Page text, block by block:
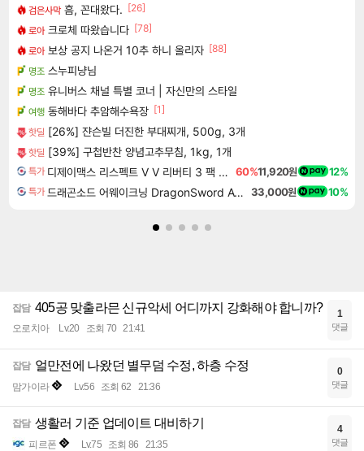
검은사막 흠, 꼰대왔다. [26]
로아 크로체 따왔습니다 [78]
로아 보상 공지 나온거 10추 하니 올리자 [88]
명조 스누피냥님
명조 유니버스 채널 특별 코너 | 자신만의 스타일
여행 동해바다 추암해수욕장 [1]
핫딜 [26%] 쟌슨빌 더진한 부대찌개, 500g, 3개
핫딜 [39%] 구첩반찬 양념고추무침, 1kg, 1개
특가 디제이맥스 리스펙트 V V 리버티 3 팩 DJMAX RESPECT V V Liberty 3 Pack DLC 60%11,920원 12%
특가 드래곤소드 어웨이크닝 DragonSword Awakening 33,000원 10%
잡담 405공 맞출라믄 신규악세 어디까지 강화해야 합니까?
오로치아 Lv.20 조회 70 21:41
1
댓글
잡담 얼만전에 나왔던 별무덤 수정, 하층 수정
맘가이라 Lv.56 조회 62 21:36
0
댓글
잡담 생활러 기준 업데이트 대비하기
피르폰 Lv.75 조회 86 21:35
4
댓글